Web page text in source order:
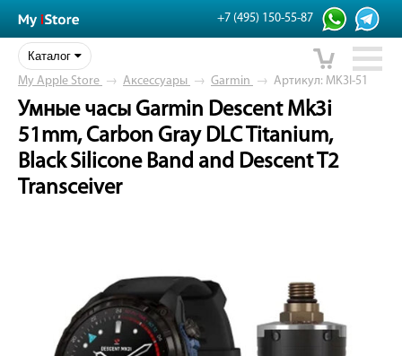
+7 (495) 150-55-87
Каталог
My Apple Store → Аксессуары → Garmin → Артикул: MK3I-51
Умные часы Garmin Descent Mk3i
51mm, Carbon Gray DLC Titanium,
Black Silicone Band and Descent T2
Transceiver